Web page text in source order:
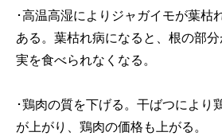
･高温高湿によりジャガイモが葉枯
ある。葉枯れ病になると、根の部分
実を食べられなくなる。
･鶏肉の質を下げる。干ばつにより
が上がり、鶏肉の価格も上がる。